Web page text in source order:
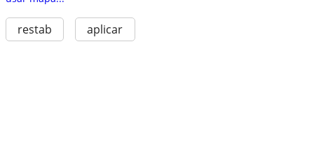
restab aplicar